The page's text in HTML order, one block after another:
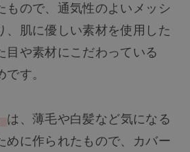
もので、通気性のよいメッシ
、肌に優しい素材を使用した
目や素材にこだわっている
す。
は、薄毛や白髪など気になる
めに作られたもので、カバー